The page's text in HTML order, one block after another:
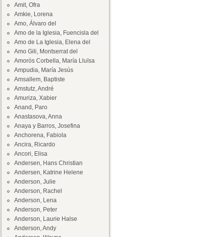
Amit, Ofra
Amkie, Lorena
Amo, Álvaro del
Amo de la Iglesia, Fuencisla del
Amo de La Iglesia, Elena del
Amo Gili, Montserrat del
Amorós Corbella, María Lluïsa
Ampudia, María Jesús
Amsallem, Baptiste
Amstutz, André
Amuriza, Xabier
Anand, Paro
Anastasova, Anna
Anaya y Barros, Josefina
Anchorena, Fabiola
Ancira, Ricardo
Ancori, Elisa
Andersen, Hans Christian
Andersen, Katrine Helene
Anderson, Julie
Anderson, Rachel
Anderson, Lena
Anderson, Peter
Anderson, Laurie Halse
Anderson, Andy